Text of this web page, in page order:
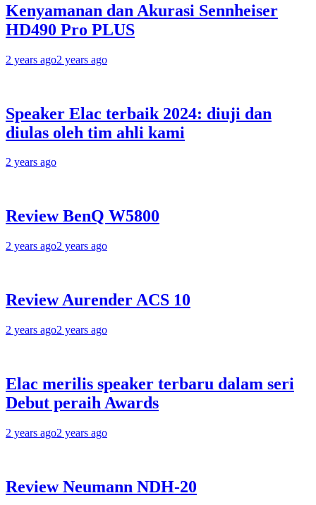
Kenyamanan dan Akurasi Sennheiser
HD490 Pro PLUS
2 years ago2 years ago
Speaker Elac terbaik 2024: diuji dan
diulas oleh tim ahli kami
2 years ago
Review BenQ W5800
2 years ago2 years ago
Review Aurender ACS 10
2 years ago2 years ago
Elac merilis speaker terbaru dalam seri
Debut peraih Awards
2 years ago2 years ago
Review Neumann NDH-20